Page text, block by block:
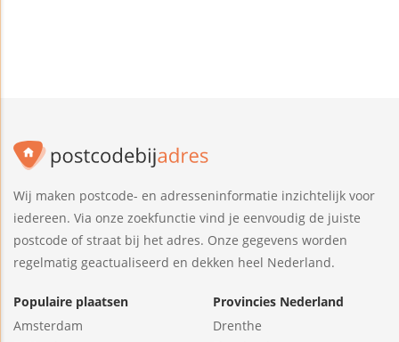
Wij maken postcode- en adresseninformatie inzichtelijk voor
iedereen. Via onze zoekfunctie vind je eenvoudig de juiste
postcode of straat bij het adres. Onze gegevens worden
regelmatig geactualiseerd en dekken heel Nederland.
Populaire plaatsen
Amsterdam
Provincies Nederland
Drenthe